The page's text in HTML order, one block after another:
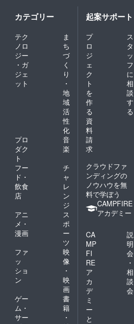
カテゴリー
テク
ノロ
ジー
・ガ
ジェ
ット
ま
ち
づ
く
り
・
地
域
活
性
化
プロ
ダク
ト
音
楽
フー
ド・
飲食
店
チ
ャ
レ
ン
ジ
アニ
メ・
漫画
ス
ポ
ー
ツ
ファ
ッ
ショ
ン
映
像
・
映
画
ゲー
ム・
サー
書
籍
・
起案サポート
プ
ロ
ジ
ェ
ク
ト
を
作
る
ス
タ
ッ
フ
に
相
談
す
る
資
料
請
求
クラウドファ
ンディングの
ノウハウを無
料で学ぼう
CAMPFIRE
アカデミー
CA
MP
FI
RE
ア
カ
デ
ミ
ー
と
説
明
会
・
相
談
会